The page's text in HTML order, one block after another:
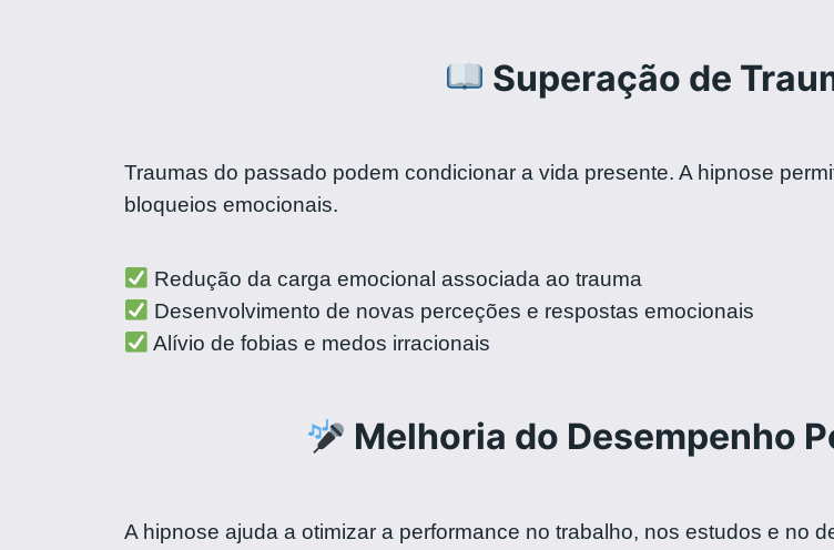
Superação de
Traumas do passado podem condicionar a vida presente. A hipnose
bloqueios emocionais.
Redução da carga emocional associada ao trauma
Desenvolvimento de novas perceções e respostas emocionais
Alívio de fobias e medos irracionais
Melhoria do Desempenho
A hipnose ajuda a otimizar a performance no trabalho, nos estudos e no